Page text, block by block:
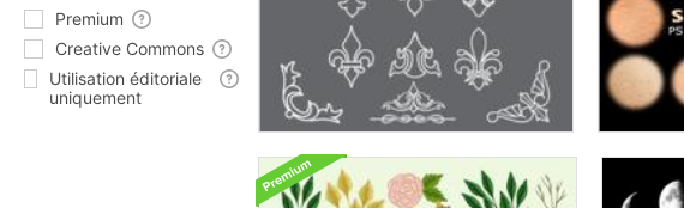
Premium
Creative Commons
Utilisation éditoriale
uniquement